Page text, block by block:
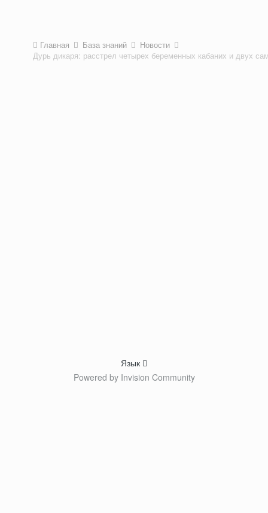
Главная База знаний
Новости
Дурь дикаря: расстрел четырех беременных кабаних и двух
Язык
Powered by Invision Community